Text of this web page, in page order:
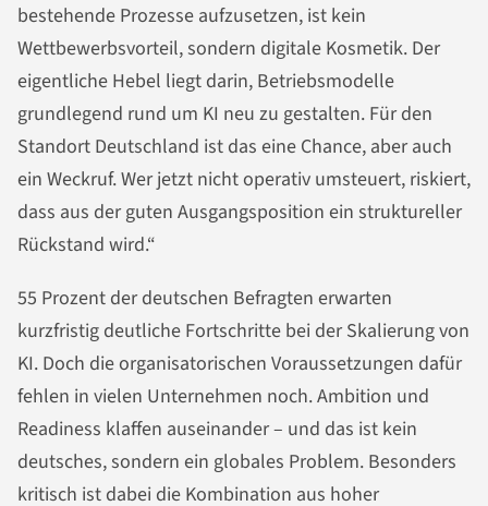
bestehende Prozesse aufzusetzen, ist kein
Wettbewerbsvorteil, sondern digitale Kosmetik. Der
eigentliche Hebel liegt darin, Betriebsmodelle
grundlegend rund um KI neu zu gestalten. Für den
Standort Deutschland ist das eine Chance, aber auch
ein Weckruf. Wer jetzt nicht operativ umsteuert, riskiert,
dass aus der guten Ausgangsposition ein struktureller
Rückstand wird.“
55 Prozent der deutschen Befragten erwarten
kurzfristig deutliche Fortschritte bei der Skalierung von
KI. Doch die organisatorischen Voraussetzungen dafür
fehlen in vielen Unternehmen noch. Ambition und
Readiness klaffen auseinander – und das ist kein
deutsches, sondern ein globales Problem. Besonders
kritisch ist dabei die Kombination aus hoher